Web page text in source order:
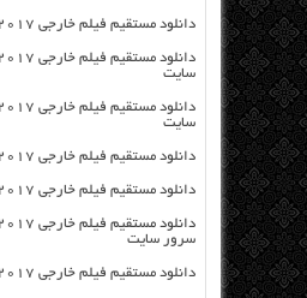
دانلود مستقیم فیلم خارجی Cross Wars 2017 از سرور سایت
سایت
سایت
دانلود مستقیم فیلم خارجی Zeroville 2017 از سرور سایت
دانلود مستقیم فیلم خارجی The Mummy 2017 از سرور سایت
سرور سایت
دانلود مستقیم فیلم خارجی Running Wild 2017 از سرور سایت